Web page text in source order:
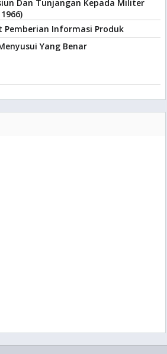
Dan Tunjangan Kepada Militer
Pemberian Informasi Produk
Yang Benar